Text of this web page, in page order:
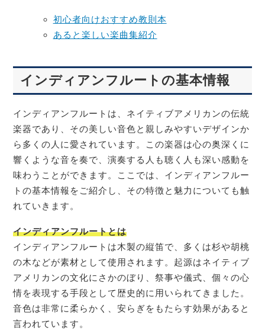
初心者向けおすすめ教則本
あると楽しい楽曲集紹介
インディアンフルートの基本情報
インディアンフルートは、ネイティブアメリカンの伝統
楽器であり、その美しい音色と親しみやすいデザインか
ら多くの人に愛されています。この楽器は心の奥深くに
響くような音を奏で、演奏する人も聴く人も深い感動を
味わうことができます。ここでは、インディアンフルー
トの基本情報をご紹介し、その特徴と魅力についても触
れていきます。
インディアンフルートとは
インディアンフルートは木製の縦笛で、多くは杉や胡桃
の木などが素材として使用されます。起源はネイティブ
アメリカンの文化にさかのぼり、祭事や儀式、個々の心
情を表現する手段として歴史的に用いられてきました。
音色は非常に柔らかく、安らぎをもたらす効果があると
言われています。